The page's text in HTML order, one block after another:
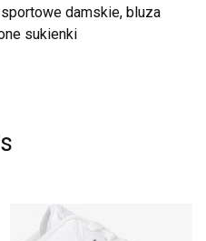
sportowe damskie, bluza
sukienki